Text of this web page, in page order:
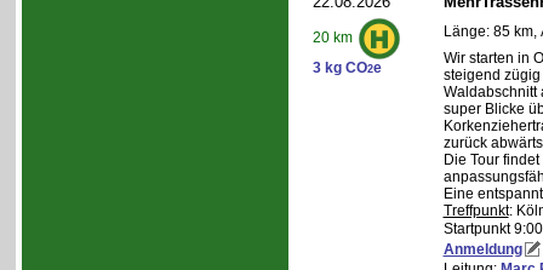
20 km
3 kg CO2e
Länge: 85 km,
Wir starten in
steigend
Waldabschnitt
super Blicke
zurück
Die Tour
Eine
Treffpunkt:
Startpunkt
Anmeldung